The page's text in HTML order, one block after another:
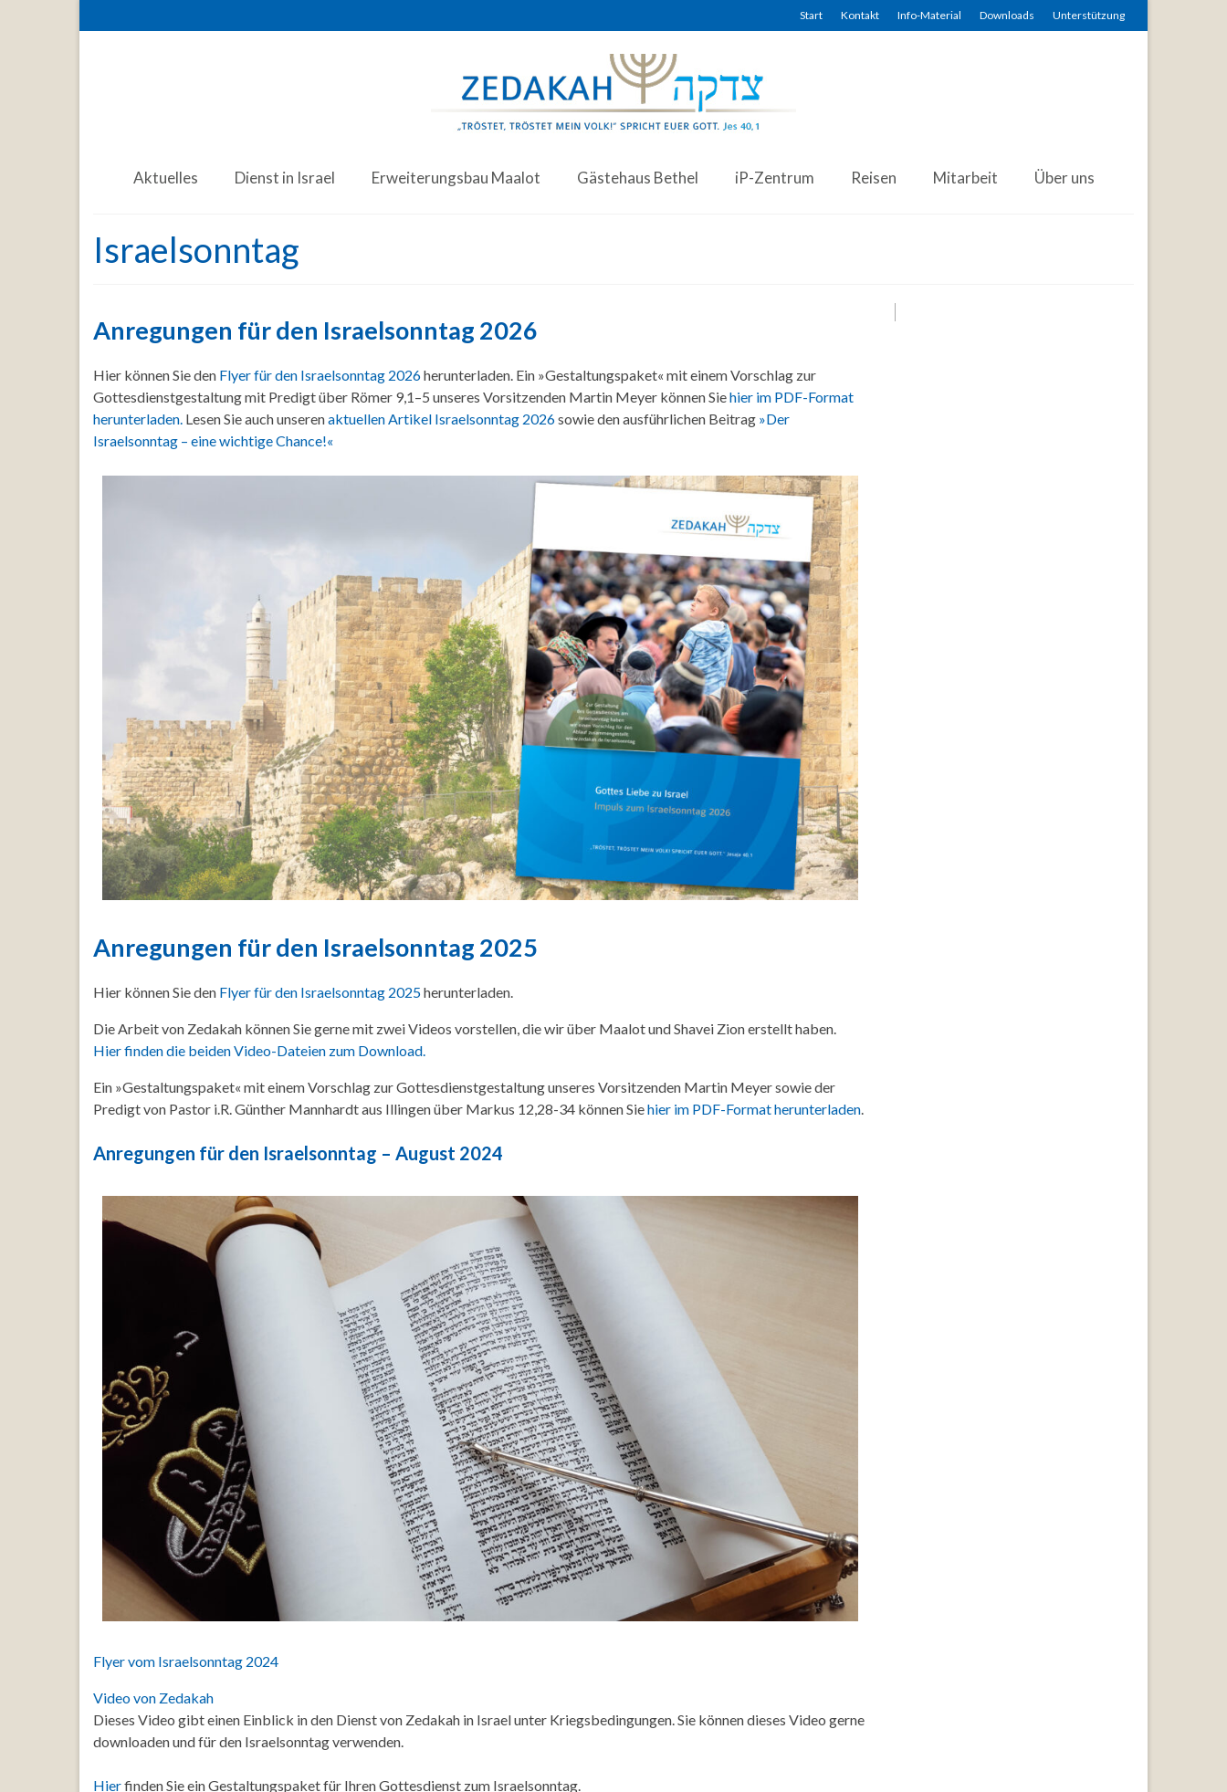
Start Kontakt Info-Material Downloads Unterstützung
Aktuelles Dienst in Israel Erweiterungsbau Maalot Gästehaus Bethel iP-Zentrum Reisen Mitarbeit Über uns
Israelsonntag
Anregungen für den Israelsonntag 2026
Hier können Sie den Flyer für den Israelsonntag 2026herunterladen. Ein »Gestaltungspaket« mit einem Vorschlag zur
Gottesdienstgestaltung mit Predigt über Römer 9,1–5 unseres Vorsitzenden Martin Meyer können Siehier im PDF-Format
herunterladen. Lesen Sie auch unserenaktuellen Artikel Israelsonntag 2026sowie den ausführlichen Beitrag »Der
Israelsonntag – eine wichtige Chance!«
Anregungen für den Israelsonntag 2025
Hier können Sie den Flyer für den Israelsonntag 2025herunterladen.
Die Arbeit von Zedakah können Sie gerne mit zwei Videos vorstellen, die wir über Maalot und Shavei Zion erstellt haben.
Hier finden die beiden Video-Dateien zum Download.
Ein »Gestaltungspaket« mit einem Vorschlag zur Gottesdienstgestaltung unseres Vorsitzenden Martin Meyer sowie der
Predigt von Pastor i.R. Günther Mannhardt aus Illingen über Markus 12,28-34 können Siehier im PDF-Format herunterladen.
Anregungen für den Israelsonntag – August 2024
Flyer vom Israelsonntag 2024
Video von Zedakah
Dieses Video gibt einen Einblick in den Dienst von Zedakah in Israel unter Kriegsbedingungen. Sie können dieses Video gerne
downloaden und für den Israelsonntag verwenden.
Hierfinden Sie ein Gestaltungspaket für Ihren Gottesdienst zum Israelsonntag.